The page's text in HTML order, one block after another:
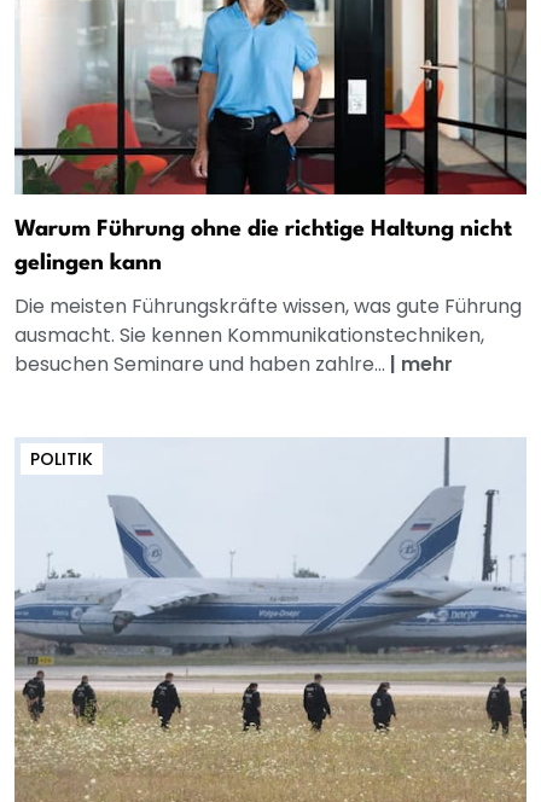
Warum Führung ohne die richtige Haltung nicht
gelingen kann
Die meisten Führungskräfte wissen, was gute Führung
ausmacht. Sie kennen Kommunikationstechniken,
besuchen Seminare und haben zahlre... | mehr
POLITIK